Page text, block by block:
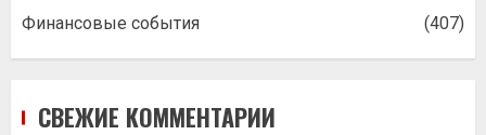
Финансовые события (407)
СВЕЖИЕ КОММЕНТАРИИ